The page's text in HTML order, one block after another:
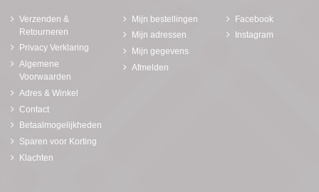
Verzenden &
Retourneren
Privacy Verklaring
Algemene
Voorwaarden
Adres & Winkel
Contact
Betaalmogelijkheden
Sparen voor Korting
Klachten
Mijn bestellingen
Mijn adressen
Mijn gegevens
Afmelden
Facebook
Instagram